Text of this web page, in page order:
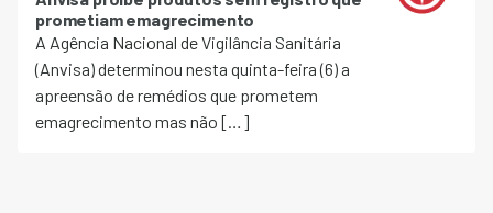
prometiam emagrecimento
A Agência Nacional de Vigilância Sanitária
(Anvisa) determinou nesta quinta-feira (6) a
apreensão de remédios que prometem
emagrecimento mas não […]